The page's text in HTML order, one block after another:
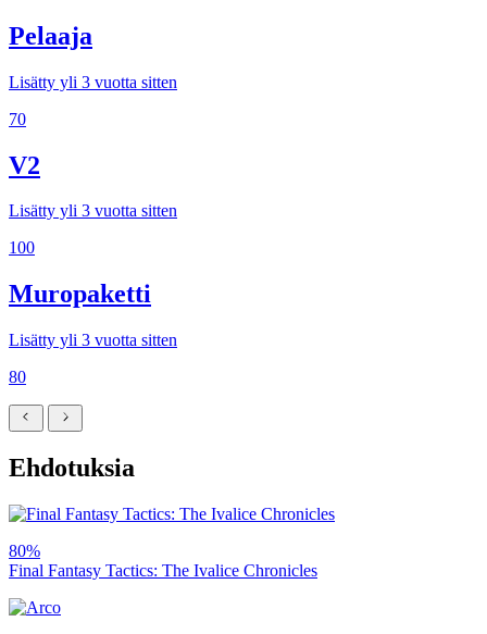
Pelaaja
Lisätty yli 3 vuotta sitten
70
V2
Lisätty yli 3 vuotta sitten
100
Muropaketti
Lisätty yli 3 vuotta sitten
80
Ehdotuksia
80%
Final Fantasy Tactics: The Ivalice Chronicles